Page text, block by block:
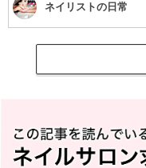
ネイリストの日常